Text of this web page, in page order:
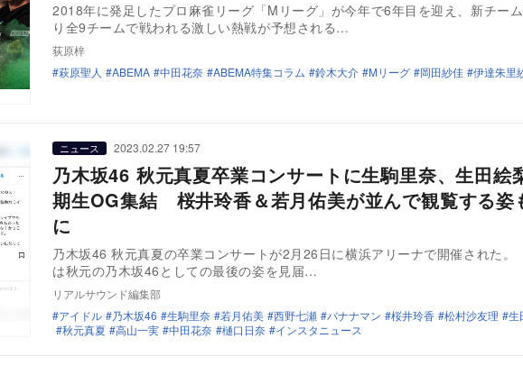
2018年に発足したプロ麻雀リーグ「Mリーグ」が今年で6年目を迎え、新チー
り全9チームで戦われる激しい熱戦が予想される…
荻原梓
萩原聖人
ABEMA 中田花奈 ABEMA特集コラム 鈴木大介 Mリーグ 岡田紗佳 伊達朱里
ニュース 2023.02.27 19:57
乃木坂46 秋元真夏卒業コンサートに生駒里奈、生田絵
期生OG集結 桜井玲香＆若月佑美が並んで観覧する姿
に
乃木坂46 秋元真夏の卒業コンサートが2月26日に横浜アリーナで開催された
は秋元の乃木坂46としての最後の姿を見届…
リアルサウンド編集部
アイドル
乃木坂46 生駒里奈 若月佑美 西野七瀬 バナナマン 桜井玲香 松村沙友理
生
秋元真夏
高山一実 中田花奈 樋口日奈 インスタニュース